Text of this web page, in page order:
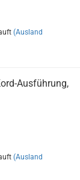
(Ausland
Ausführung,
(Ausland